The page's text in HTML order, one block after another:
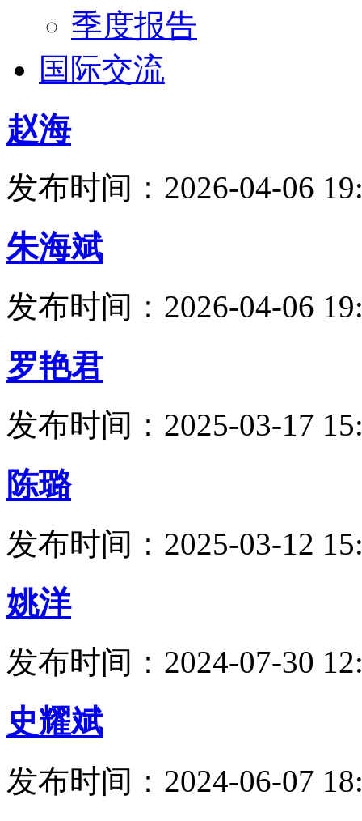
季度报告
国际交流
赵海
发布时间：2026-04-06
朱海斌
发布时间：2026-04-06
罗艳君
发布时间：2025-03-17
陈璐
发布时间：2025-03-12
姚洋
发布时间：2024-07-30
史耀斌
发布时间：2024-06-07